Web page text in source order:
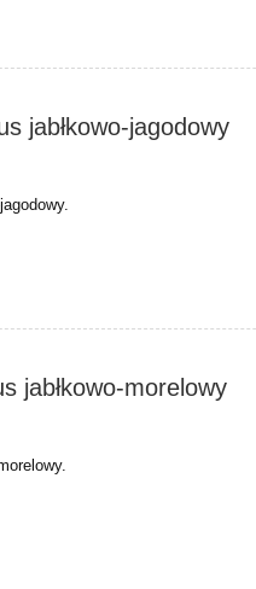
jabłkowo-jagodowy
jabłkowo-morelowy